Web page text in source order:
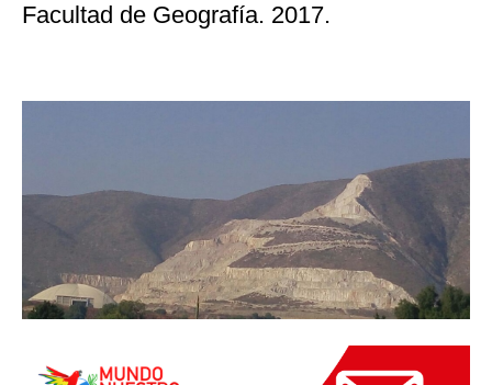
Facultad de Geografía. 2017.